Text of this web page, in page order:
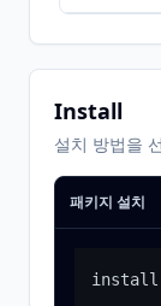
Install
설치 방법을
패키지 설치